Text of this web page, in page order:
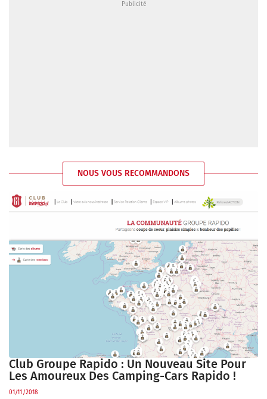
NOUS VOUS RECOMMANDONS
Club Groupe Rapido : Un Nouveau Site Pour
Les Amoureux Des Camping-Cars Rapido !
01/11/2018